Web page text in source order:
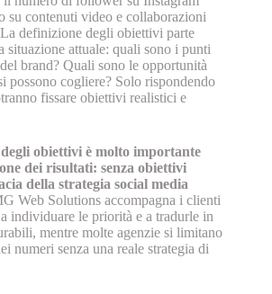
su contenuti video e collaborazioni
definizione degli obiettivi parte
situazione attuale: quali sono i punti
brand? Quali sono le opportunità
possono cogliere? Solo rispondendo
fissare obiettivi realistici e
obiettivi è molto importante
dei risultati: senza obiettivi
della strategia social media
Web Solutions accompagna i clienti
individuare le priorità e a tradurle in
mentre molte agenzie si limitano
numeri senza una reale strategia di